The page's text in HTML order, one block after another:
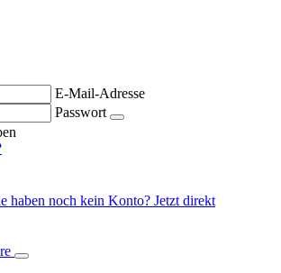
E-Mail-Adresse
Passwort
haben noch kein Konto? Jetzt direkt